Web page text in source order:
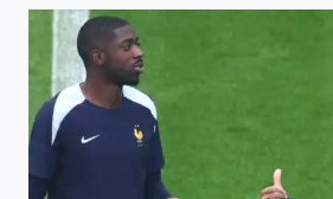
MUSETTI
VOOR
OP
HALVE
FINALE